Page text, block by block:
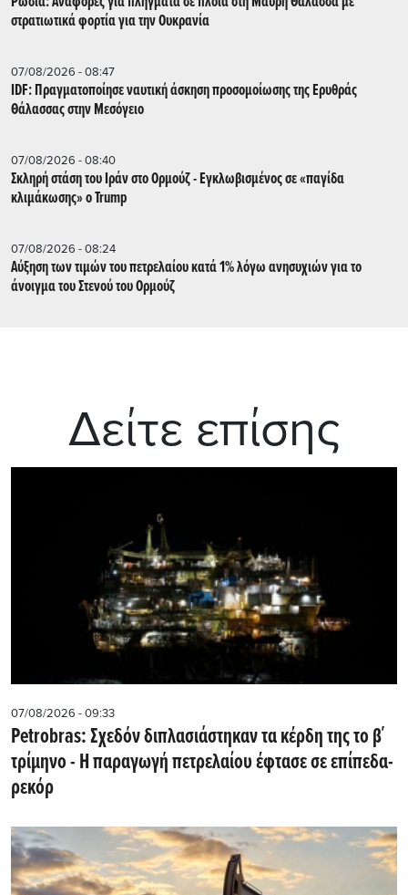
στρατιωτικά φορτία για την Ουκρανία
07/08/2026 - 08:47
IDF: Πραγματοποίησε ναυτική άσκηση προσομοίωσης της Ερυθράς
Θάλασσας στην Μεσόγειο
07/08/2026 - 08:40
Σκληρή στάση του Ιράν στο Ορμούζ - Εγκλωβισμένος σε «παγίδα
κλιμάκωσης» ο Trump
07/08/2026 - 08:24
Αύξηση των τιμών του πετρελαίου κατά 1% λόγω ανησυχιών για το
άνοιγμα του Στενού του Ορμούζ
Δείτε επίσης
07/08/2026 - 09:33
Petrobras: Σχεδόν διπλασιάστηκαν τα κέρδη της το β΄
τρίμηνο - Η παραγωγή πετρελαίου έφτασε σε επίπεδα-
ρεκόρ